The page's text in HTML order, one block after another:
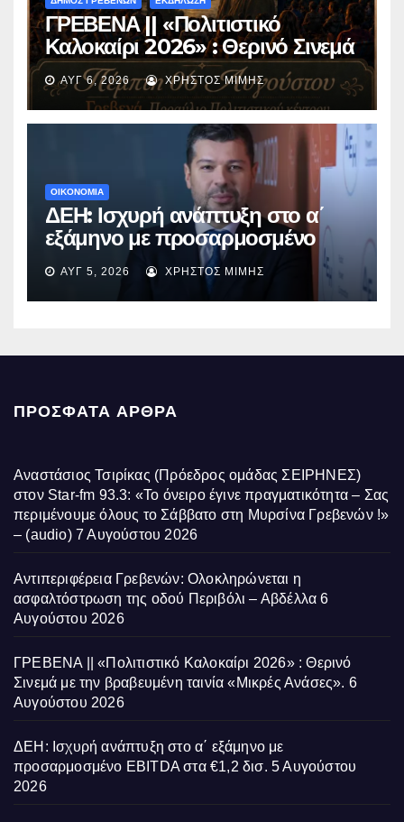
ΓΡΕΒΕΝΑ || «Πολιτιστικό
Καλοκαίρι 2026» : Θερινό Σινεμά
με την βραβευμένη ταινία
«Μικρές Ανάσες».
ΑΥΓ 6, 2026 ΧΡΉΣΤΟΣ ΜΊΜΗΣ
ΟΙΚΟΝΟΜΙΑ
ΔΕΗ: Ισχυρή ανάπτυξη στο α΄
εξάμηνο με προσαρμοσμένο
EBITDA στα €1,2 δισ.
ΑΥΓ 5, 2026 ΧΡΉΣΤΟΣ ΜΊΜΗΣ
ΠΡΌΣΦΑΤΑ ΆΡΘΡΑ
Αναστάσιος Τσιρίκας (Πρόεδρος ομάδας ΣΕΙΡΗΝΕΣ)
στον Star-fm 93.3: «Το όνειρο έγινε πραγματικότητα – Σας
περιμένουμε όλους το Σάββατο στη Μυρσίνα Γρεβενών !»
– (audio) 7 Αυγούστου 2026
Αντιπεριφέρεια Γρεβενών: Ολοκληρώνεται η
ασφαλτόστρωση της οδού Περιβόλι – Αβδέλλα 6
Αυγούστου 2026
ΓΡΕΒΕΝΑ || «Πολιτιστικό Καλοκαίρι 2026» : Θερινό
Σινεμά με την βραβευμένη ταινία «Μικρές Ανάσες». 6
Αυγούστου 2026
ΔΕΗ: Ισχυρή ανάπτυξη στο α΄ εξάμηνο με
προσαρμοσμένο EBITDA στα €1,2 δισ. 5 Αυγούστου
2026